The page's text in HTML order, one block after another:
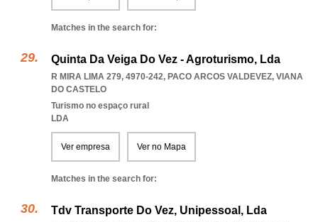
Matches in the search for:
Quinta Da Veiga Do Vez - Agroturismo, Lda
R MIRA LIMA 279, 4970-242, PACO ARCOS VALDEVEZ, VIANA
DO CASTELO
Turismo no espaço rural
LDA
Ver empresa Ver no Mapa
Matches in the search for:
Tdv Transporte Do Vez, Unipessoal, Lda